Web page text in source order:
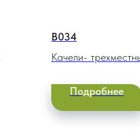
В034
Качели-
Подробнее